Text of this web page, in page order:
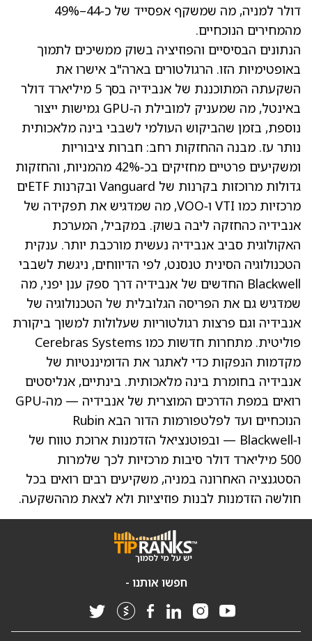
דולר למניה, מה שמשקף אפסייד של כ‑44–49%
מהמחירים הנוכחיים.
הנתונים הבסיסיים והפוזיציה בשוק ממשיכים לתמוך
באופטימיות הזו. הרגולטורים בארה"ב אישרו את
השקעתה המתוכננת של אנבידיה בסך 5 מיליארד דולר
באינטל, מה שמעניק למובילת ה‑GPU גמישות ייצור
נוספת, בזמן שהביקוש העולמי לשבבי בינה מלאכותית
נותר עז. מבנה ההחזקות רחב: חברות ציבוריות
ומשקיעים פרטיים מחזיקים בכ‑42% מהמניות, והחזקות
גדולות מרוכזות בקרנות של Vanguard ובקרנות ETFים
מרכזיות כמו VTI ו‑VOO, מה שמדגיש את תפקידה של
אנבידיה כהחזקה ליבה בשוק. במקביל, המערכת
האקולוגית סביב אנבידיה נעשית מורכבת יותר. ענקית
הטכנולוגיה הסינית טנסנט, לפי הדיווחים, ניגשת לשבבי
Blackwell החדשים של אנבידיה דרך ספק ענן יפני, מה
שמדגיש גם את הפריסה הגלובלית של הטכנולוגיה של
אנבידיה וגם פרצות רגולטוריות שעלולות למשוך ביקורת
פוליטית. מתחרות חדשות כמו Cerebras Systems
מקדמות הנפקות כדי לאתגר את הדומיננטיות של
אנבידיה בחומרת בינה מלאכותית. בינתיים, אנליסטים
רואים במפת הדרכים המוצרית של אנבידיה — מה‑GPU
הנוכחיים ועד לפלטפורמות הדור הבא Rubin
ו‑Blackwell — ובפוטנציאל הזדמנות ארוכת טווח של
500 מיליארד דולר סיבות מרכזיות לכך שלמרות
הסטגנציה האחרונה במניה, משקיעים רבים רואים בכל
חולשה הזדמנות לבנות פוזיציות ולא לצאת מההשקעה.
חפשו אותנו -